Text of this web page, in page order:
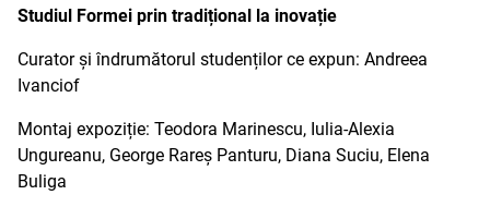
Studiul Formei prin tradițional la inovație
Curator și îndrumătorul studenților ce expun: Andreea
Ivanciof
Montaj expoziție: Teodora Marinescu, Iulia-Alexia
Ungureanu, George Rareș Panturu, Diana Suciu, Elena
Buliga